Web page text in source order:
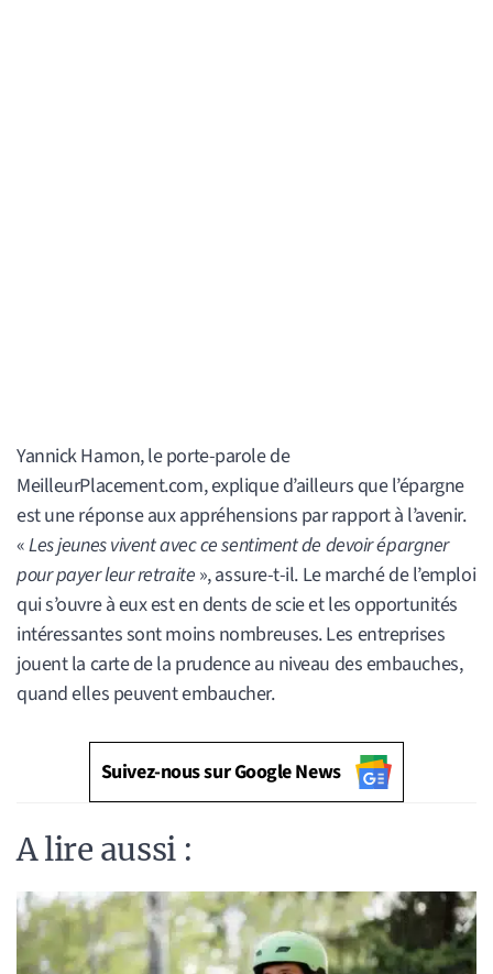
Yannick Hamon, le porte-parole de
MeilleurPlacement.com, explique d’ailleurs que l’épargne
est une réponse aux appréhensions par rapport à l’avenir.
«Les jeunes vivent avec ce sentiment de devoir épargner
pour payer leur retraite », assure-t-il. Le marché de l’emploi
qui s’ouvre à eux est en dents de scie et les opportunités
intéressantes sont moins nombreuses. Les entreprises
jouent la carte de la prudence au niveau des embauches,
quand elles peuvent embaucher.
Suivez-nous sur Google News
A lire aussi :